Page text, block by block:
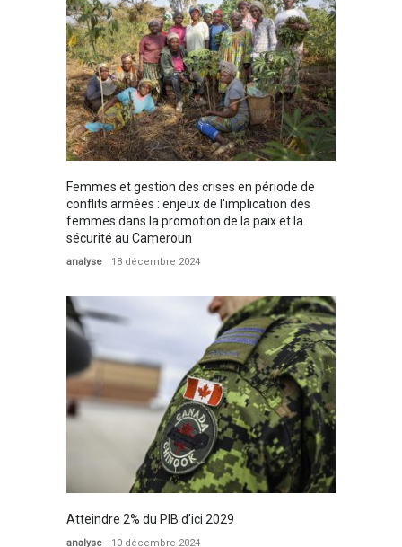
Femmes et gestion des crises en période de
conflits armées : enjeux de l'implication des
femmes dans la promotion de la paix et la
sécurité au Cameroun
analyse 18 décembre 2024
Atteindre 2% du PIB d’ici 2029
analyse 10 décembre 2024